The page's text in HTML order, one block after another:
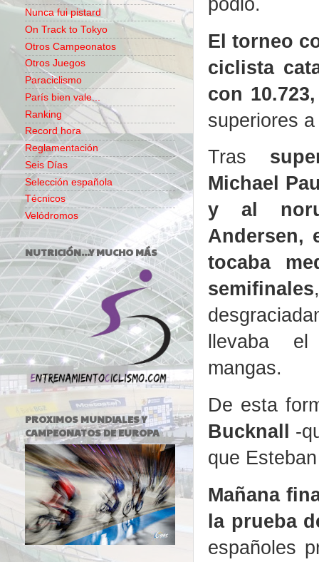
El torneo
ciclista
con 10.723,
superiores
Tras
Michael
y al
Andersen,
tocaba
semifinales
llevaba
mangas.
De esta
Bucknall -
que
Mañana
la prueba
españoles
Nunca fui pistard
On Track to Tokyo
Otros Campeonatos
Otros Juegos
Paraciclismo
París bien vale...
Ranking
Record hora
Reglamentación
Seis Días
Selección española
Técnicos
Velódromos
NUTRICIÓN...Y MUCHO MÁS
PROXIMOS MUNDIALES Y
CAMPEONATOS DE EUROPA